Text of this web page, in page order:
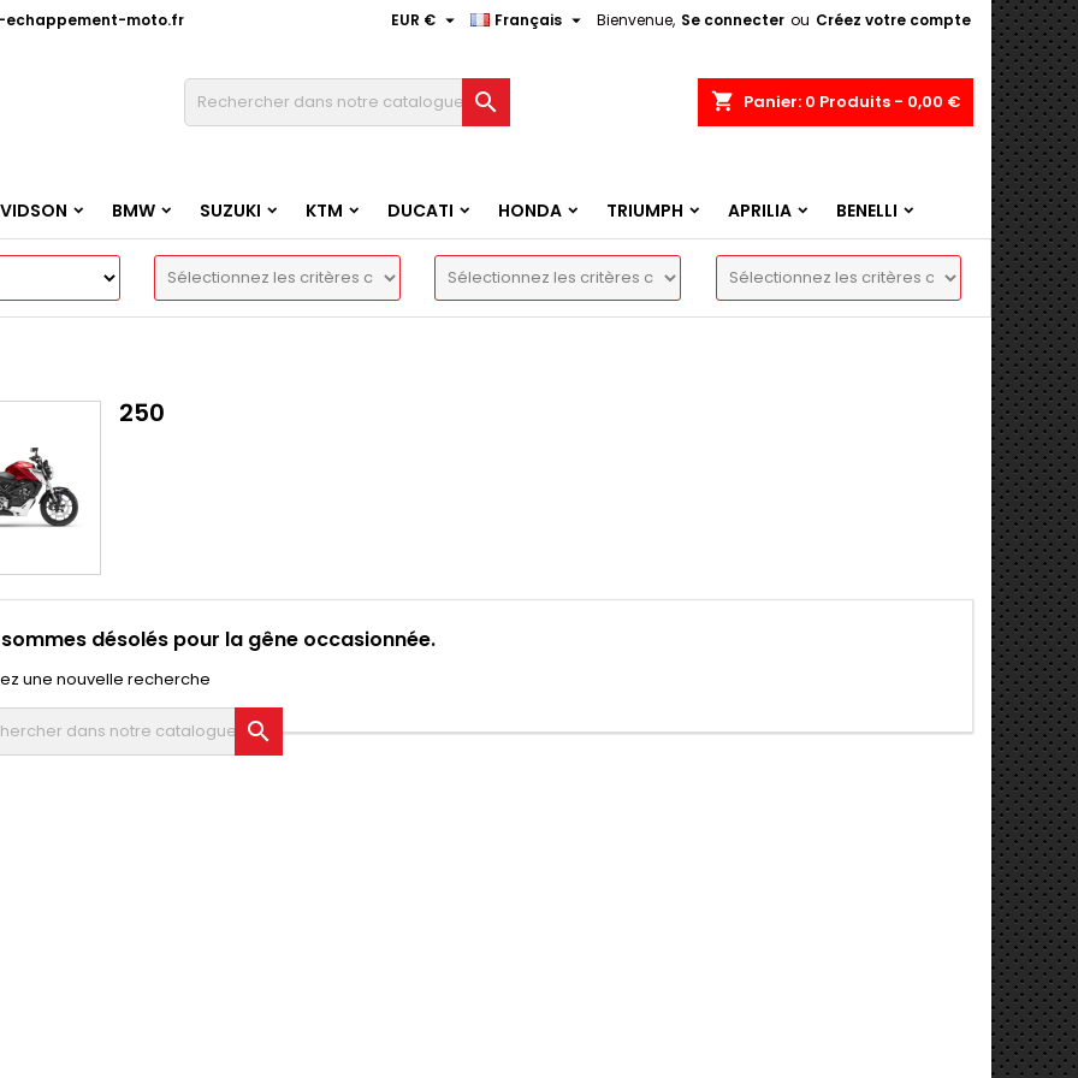
echappement-moto.fr Bienvenue, Se connecter ou Créez votre compte
Français 
EUR € 
 shopping_cart Panier: 0 Produits - 0,00 €
BMW SUZUKI KTM DUCATI HONDA TRIUMPH APRILIA BENELLI
250
sommes désolés pour la gêne occasionnée.
une nouvelle recherche
